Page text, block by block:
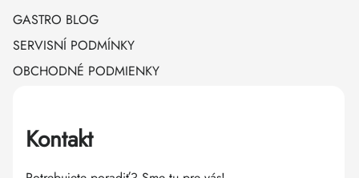
GASTRO BLOG
SERVISNÍ PODMÍNKY
OBCHODNÉ PODMIENKY
Kontakt